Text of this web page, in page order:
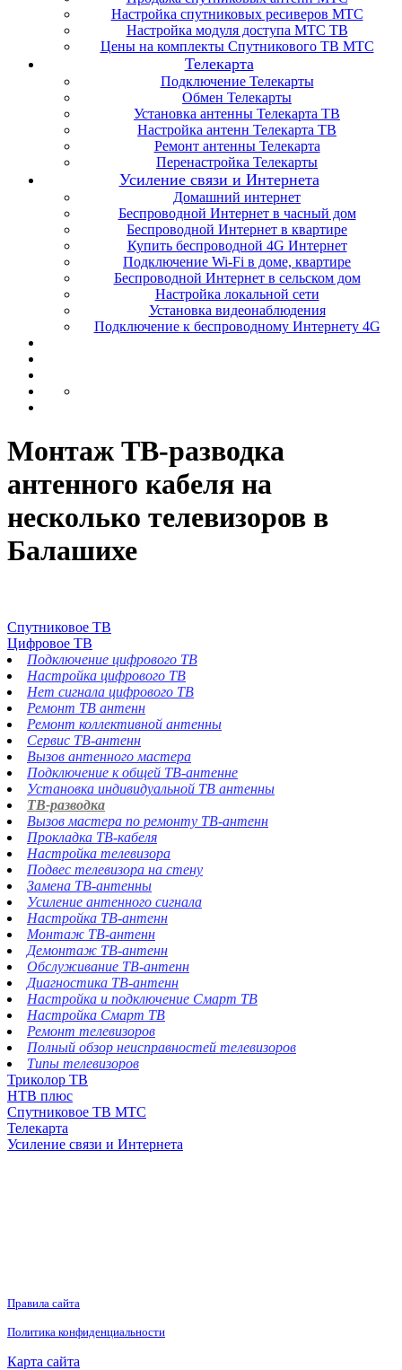
Настройка спутниковых ресиверов МТС
Настройка модуля доступа МТС ТВ
Цены на комплекты Спутникового ТВ МТС
Телекарта
Подключение Телекарты
Обмен Телекарты
Установка антенны Телекарта ТВ
Настройка антенн Телекарта ТВ
Ремонт антенны Телекарта
Перенастройка Телекарты
Усиление связи и Интернета
Домашний интернет
Беспроводной Интернет в часный дом
Беспроводной Интернет в квартире
Купить беспроводной 4G Интернет
Подключение Wi-Fi в доме, квартире
Беспроводной Интернет в сельском дом
Настройка локальной сети
Установка видеонаблюдения
Подключение к беспроводному Интернету 4G
Монтаж ТВ-разводка
антенного кабеля на
несколько телевизоров в
Балашихе
Спутниковое ТВ
Цифровое ТВ
Подключение цифрового ТВ
Настройка цифрового ТВ
Нет сигнала цифрового ТВ
Ремонт ТВ антенн
Ремонт коллективной антенны
Сервис ТВ-антенн
Вызов антенного мастера
Подключение к общей ТВ-антенне
Установка индивидуальной ТВ антенны
ТВ-разводка
Вызов мастера по ремонту ТВ-антенн
Прокладка ТВ-кабеля
Настройка телевизора
Подвес телевизора на стену
Замена ТВ-антенны
Усиление антенного сигнала
Настройка ТВ-антенн
Монтаж ТВ-антенн
Демонтаж ТВ-антенн
Обслуживание ТВ-антенн
Диагностика ТВ-антенн
Настройка и подключение Смарт ТВ
Настройка Смарт ТВ
Ремонт телевизоров
Полный обзор неисправностей телевизоров
Типы телевизоров
Триколор ТВ
НТВ плюс
Спутниковое ТВ МТС
Телекарта
Усиление связи и Интернета
Правила сайта
Политика конфиденциальности
Карта сайта